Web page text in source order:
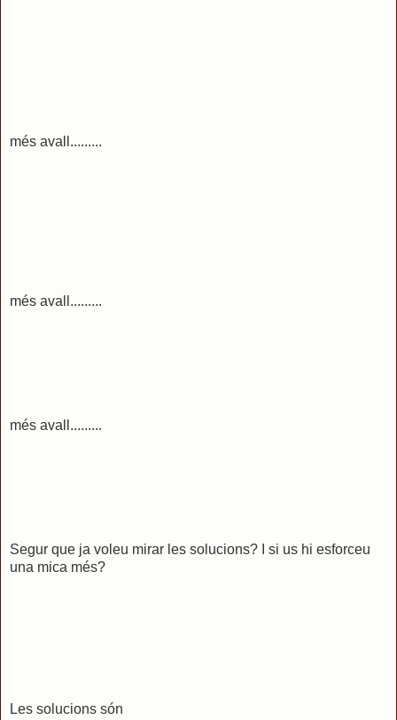
més avall.........
més avall.........
més avall.........
Segur que ja voleu mirar les solucions? I si us hi esforceu
una mica més?
Les solucions són